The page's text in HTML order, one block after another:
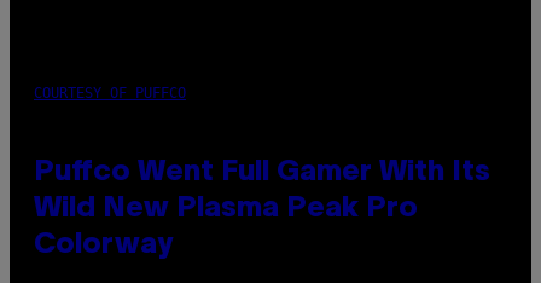
COURTESY OF PUFFCO
Puffco Went Full Gamer With Its
Wild New Plasma Peak Pro
Colorway